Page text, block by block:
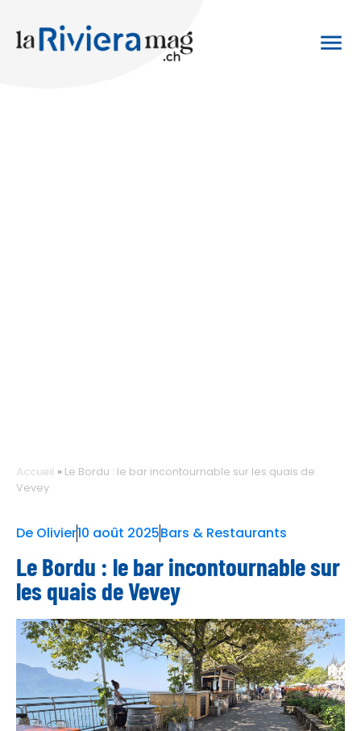
Accueil » Le Bordu : le bar incontournable sur les quais de
Vevey
De Olivier10 août 2025Bars & Restaurants
Le Bordu : le bar incontournable sur
les quais de Vevey